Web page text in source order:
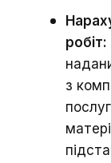
робіт:
з